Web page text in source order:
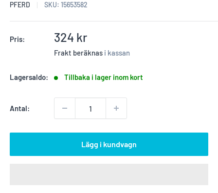
PFERD SKU: 15653582
Pris: Reapris
324 kr
Frakt beräknas i kassan
Lagersaldo: Tillbaka i lager inom kort
Antal:
Lägg i kundvagn